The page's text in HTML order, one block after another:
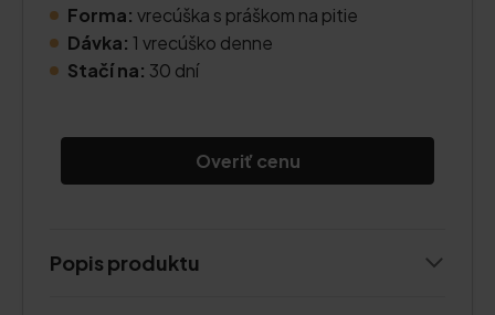
Forma: vrecúška s práškom na pitie
Dávka: 1 vrecúško denne
Stačí na: 30 dní
Overiť cenu
Popis produktu